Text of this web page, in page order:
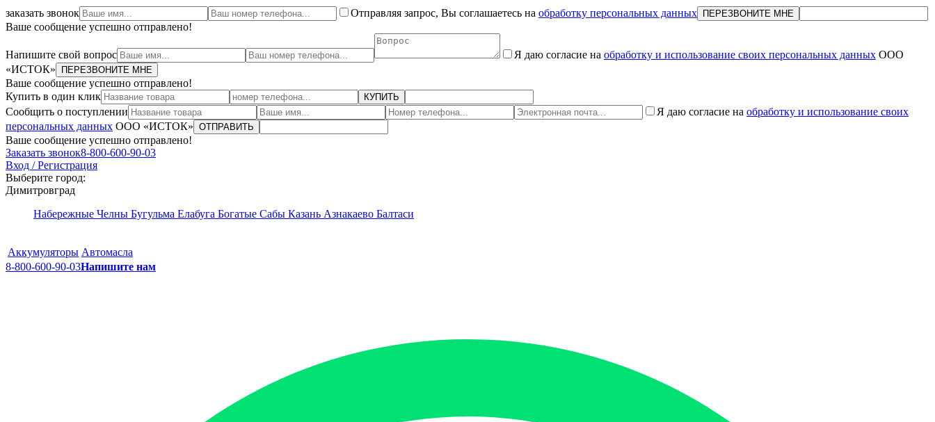
заказать звонок Отправляя запрос, Вы соглашаетесь на обработку персональных данных ПЕРЕЗВОНИТЕ МНЕ
Ваше сообщение успешно отправлено!
Напишите свой вопрос Я даю согласие на обработку и использование своих персональных данных ООО
«ИСТОК»
ПЕРЕЗВОНИТЕ МНЕ
Ваше сообщение успешно отправлено!
Купить в один клик
КУПИТЬ
Сообщить о поступлении Я даю согласие на обработку и использование своих
персональных данных ООО «ИСТОК» ОТПРАВИТЬ
Ваше сообщение успешно отправлено!
Заказать звонок8-800-600-90-03
Вход / Регистрация
Выберите город:
Димитровград
Набережные Челны Бугульма Елабуга Богатые Сабы Казань Азнакаево Балтаси
Аккумуляторы Автомасла
8-800-600-90-03Напишите нам